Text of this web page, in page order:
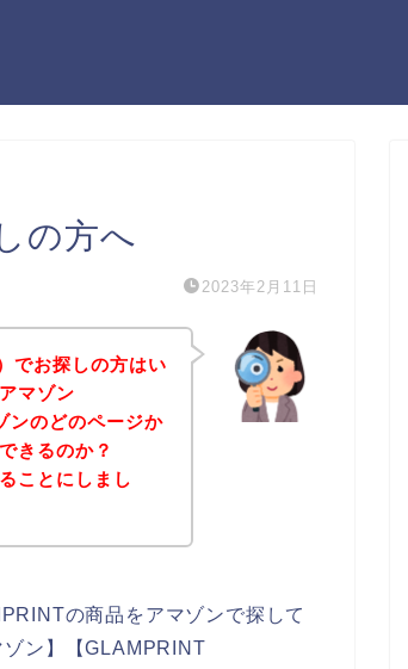
の方へ
2023年2月11日
でお探しの方はい
マゾン
ンのどのページか
きるのか？
ことにしまし
の商品をアマゾンで探して
ゾン】【GLAMPRINT